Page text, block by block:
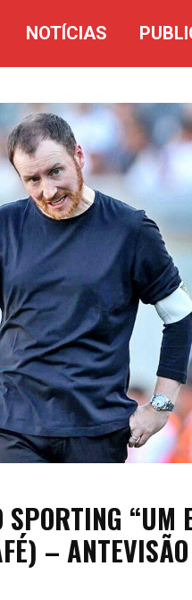
NOTÍCIAS
“UM
– ANTEVISÃO